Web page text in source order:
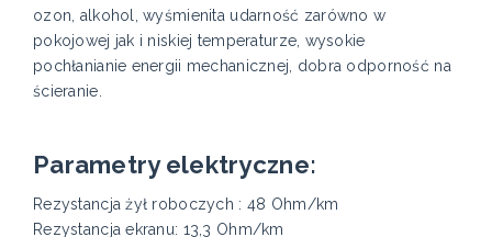
ozon, alkohol, wyśmienita udarność zarówno w
pokojowej jak i niskiej temperaturze, wysokie
pochłanianie energii mechanicznej, dobra odporność na
ścieranie.
Parametry elektryczne:
Rezystancja żył roboczych : 48 Ohm/km
Rezystancja ekranu: 13,3 Ohm/km